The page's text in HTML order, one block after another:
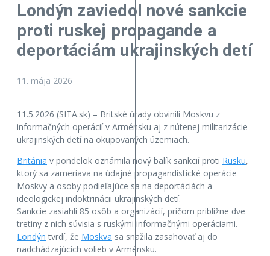
Londýn zaviedol nové sankcie
proti ruskej propagande a
deportáciám ukrajinských detí
11. mája 2026
11.5.2026 (SITA.sk) – Britské úrady obvinili Moskvu z
informačných operácií v Arménsku aj z nútenej militarizácie
ukrajinských detí na okupovaných územiach.
Británia v pondelok oznámila nový balík sankcií proti Rusku,
ktorý sa zameriava na údajné propagandistické operácie
Moskvy a osoby podieľajúce sa na deportáciách a
ideologickej indoktrinácii ukrajinských detí.
Sankcie zasiahli 85 osôb a organizácií, pričom približne dve
tretiny z nich súvisia s ruskými informačnými operáciami.
Londýn tvrdí, že Moskva sa snažila zasahovať aj do
nadchádzajúcich volieb v Arménsku.